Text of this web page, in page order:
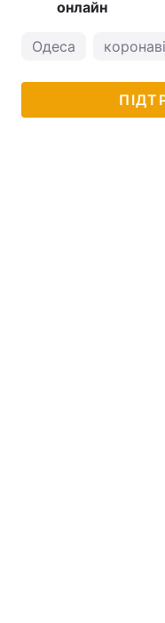
онлайн
Одеса